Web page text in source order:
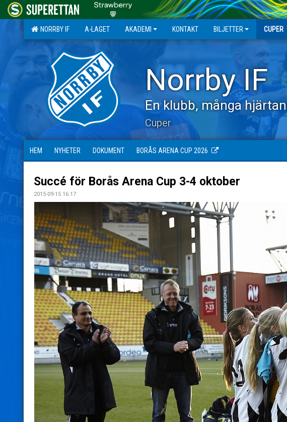
NORRBY IF A-LAGET AKADEMI KONTAKT BILJETTER CUPER
Norrby IF
En klubb, många hjärtan
Cuper
HEM NYHETER DOKUMENT BORÅS ARENA CUP 2026
Succé för Borås Arena Cup 3-4 oktober
2015-09-15 16:17